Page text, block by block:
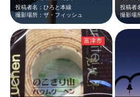
投稿者名：ひろと本線
撮影場所：ザ・フィッシュ
投稿者
撮影場
富津市